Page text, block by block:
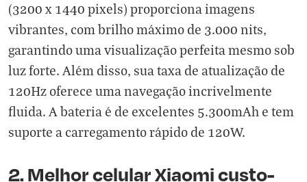
(3200 x 1440 pixels) proporciona imagens
vibrantes, com brilho máximo de 3.000 nits,
garantindo uma visualização perfeita mesmo sob
luz forte. Além disso, sua taxa de atualização de
120Hz oferece uma navegação incrivelmente
fluida. A bateria é de excelentes 5.300mAh e tem
suporte a carregamento rápido de 120W.
2. Melhor celular Xiaomi custo-